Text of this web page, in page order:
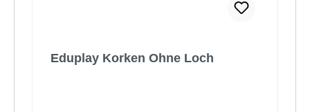
Eduplay Korken Ohne Loch